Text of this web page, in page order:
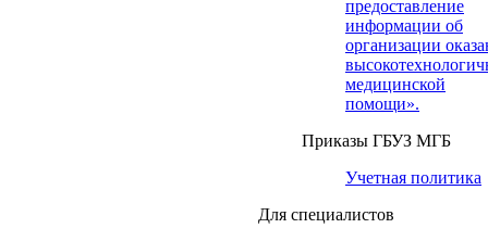
предоставление
информации об
организации
медицинской
помощи».
Приказы ГБУЗ МГБ
Учетная политика
Для специалистов